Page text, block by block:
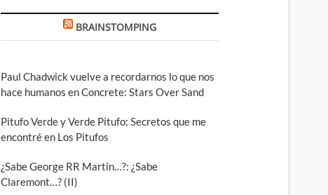
BRAINSTOMPING
Paul Chadwick vuelve a recordarnos lo que nos
hace humanos en Concrete: Stars Over Sand
Pitufo Verde y Verde Pitufo: Secretos que me
encontré en Los Pitufos
¿Sabe George RR Martin…?: ¿Sabe
Claremont…? (II)